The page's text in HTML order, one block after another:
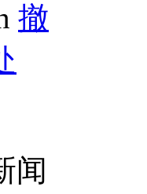
撤
闻